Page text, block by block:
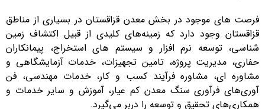
فرصت های موجود در بخش معدن قزاقستان در بسیاری از مناطق
قزاقستان وجود دارد که زمینه‌های کلیدی از قبیل اکتشاف زمین
شناسی، توسعه نرم افزار و سیستم های استخراج، پیمانکاران
حفاری، مدیریت پروژه، تامین تجهیزات، خدمات آزمایشگاهی و
مشاوره ای، مشاوره فرآیند کسب و کار، خدمات مهندسی، فن
آوری‌های فرآوری سنگ معدن کم عیار، آموزش و سایر خدمات و
همکاری‌های تحقیق و توسعه را دربر می‌گیرد.